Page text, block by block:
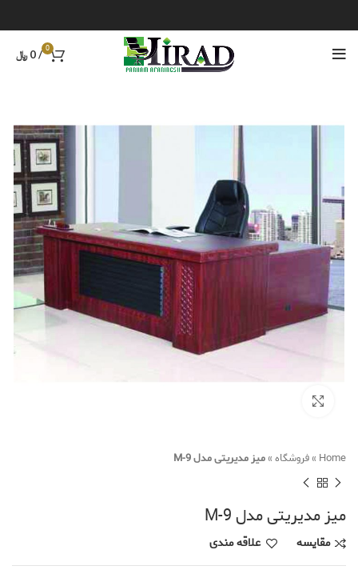
0
/
0 ﷼
Home
»فروشگاه»میز مدیریتی مدل M-9
میز مدیریتی مدل M-9
مقایسه علاقه مندی